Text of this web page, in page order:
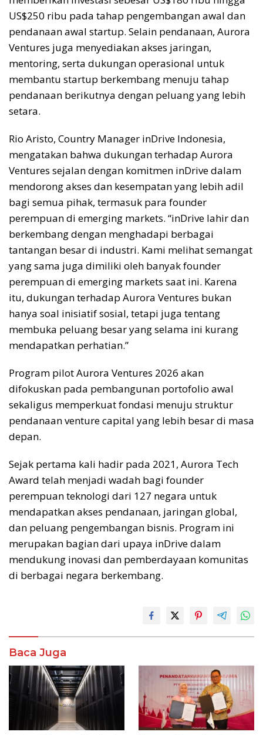
US$250 ribu pada tahap pengembangan awal dan
pendanaan awal startup. Selain pendanaan, Aurora
Ventures juga menyediakan akses jaringan,
mentoring, serta dukungan operasional untuk
membantu startup berkembang menuju tahap
pendanaan berikutnya dengan peluang yang lebih
setara.
Rio Aristo, Country Manager inDrive Indonesia,
mengatakan bahwa dukungan terhadap Aurora
Ventures sejalan dengan komitmen inDrive dalam
mendorong akses dan kesempatan yang lebih adil
bagi semua pihak, termasuk para founder
perempuan di emerging markets. “inDrive lahir dan
berkembang dengan menghadapi berbagai
tantangan besar di industri. Kami melihat semangat
yang sama juga dimiliki oleh banyak founder
perempuan di emerging markets saat ini. Karena
itu, dukungan terhadap Aurora Ventures bukan
hanya soal inisiatif sosial, tetapi juga tentang
membuka peluang besar yang selama ini kurang
mendapatkan perhatian.”
Program pilot Aurora Ventures 2026 akan
difokuskan pada pembangunan portofolio awal
sekaligus memperkuat fondasi menuju struktur
pendanaan venture capital yang lebih besar di masa
depan.
Sejak pertama kali hadir pada 2021, Aurora Tech
Award telah menjadi wadah bagi founder
perempuan teknologi dari 127 negara untuk
mendapatkan akses pendanaan, jaringan global,
dan peluang pengembangan bisnis. Program ini
merupakan bagian dari upaya inDrive dalam
mendukung inovasi dan pemberdayaan komunitas
di berbagai negara berkembang.
Baca Juga